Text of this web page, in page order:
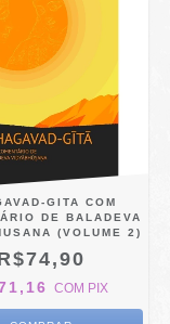
GITA COM
DE BALADEVA
(VOLUME 2)
COM PIX